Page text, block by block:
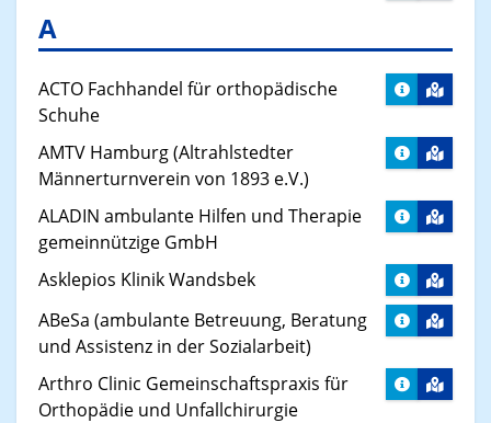
A
ACTO Fachhandel für orthopädische
Schuhe
AMTV Hamburg (Altrahlstedter
Männerturnverein von 1893 e.V.)
ALADIN ambulante Hilfen und Therapie
gemeinnützige GmbH
Asklepios Klinik Wandsbek
ABeSa (ambulante Betreuung, Beratung
und Assistenz in der Sozialarbeit)
Arthro Clinic Gemeinschaftspraxis für
Orthopädie und Unfallchirurgie